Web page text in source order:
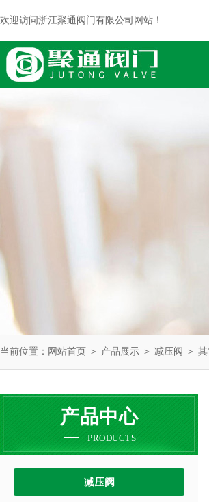
欢迎访问浙江聚通阀门有限公司网站！
当前位置： 网站首页 ＞ 产品展示 ＞ 减压阀 ＞ 其
产品中心
PRODUCTS
减压阀